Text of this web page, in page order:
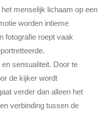
menselijk lichaam op een
worden intieme
fotografie roept vaak
sensualiteit. Door te
de kijker wordt
verder dan alleen het
verbinding tussen de